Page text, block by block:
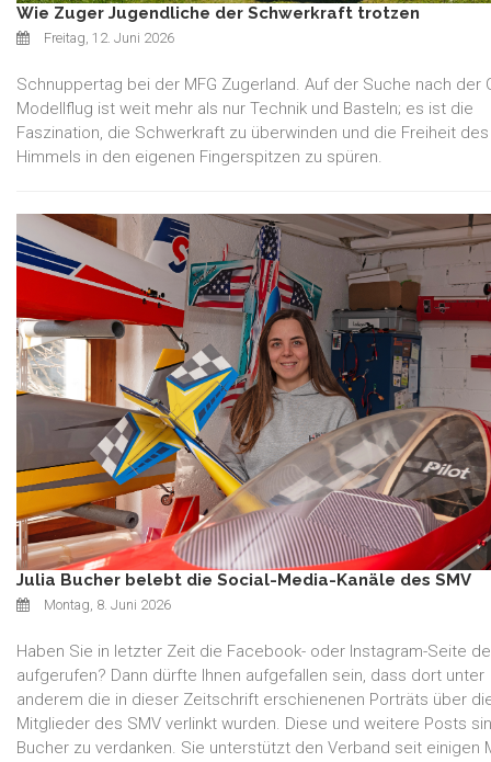
Wie Zuger Jugendliche der Schwerkraft trotzen
Freitag, 12. Juni 2026
Schnuppertag bei der MFG Zugerland. Auf der Suche nach der
Modellflug ist weit mehr als nur Technik und Basteln; es ist die
Faszination, die Schwerkraft zu überwinden und die Freiheit des
Himmels in den eigenen Fingerspitzen zu spüren.
Julia Bucher belebt die Social-Media-Kanäle des SMV
Montag, 8. Juni 2026
Haben Sie in letzter Zeit die Facebook- oder Instagram-Seite
aufgerufen? Dann dürfte Ihnen aufgefallen sein, dass dort unter
anderem die in dieser Zeitschrift erschienenen Porträts über die
Mitglieder des SMV verlinkt wurden. Diese und weitere Posts
Bucher zu verdanken. Sie unterstützt den Verband seit einigen